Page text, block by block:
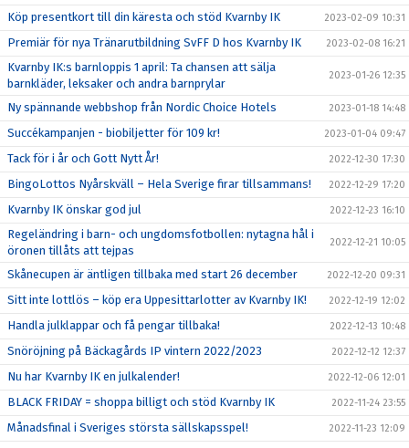
Köp presentkort till din käresta och stöd Kvarnby IK 2023-02-09 10:31
Premiär för nya Tränarutbildning SvFF D hos Kvarnby IK 2023-02-08 16:21
Kvarnby IK:s barnloppis 1 april: Ta chansen att sälja
barnkläder, leksaker och andra barnprylar
2023-01-26 12:35
Ny spännande webbshop från Nordic Choice Hotels 2023-01-18 14:48
Succékampanjen - biobiljetter för 109 kr! 2023-01-04 09:47
Tack för i år och Gott Nytt År! 2022-12-30 17:30
BingoLottos Nyårskväll – Hela Sverige firar tillsammans! 2022-12-29 17:20
Kvarnby IK önskar god jul 2022-12-23 16:10
Regeländring i barn- och ungdomsfotbollen: nytagna hål i
öronen tillåts att tejpas
2022-12-21 10:05
Skånecupen är äntligen tillbaka med start 26 december 2022-12-20 09:31
Sitt inte lottlös – köp era Uppesittarlotter av Kvarnby IK! 2022-12-19 12:02
Handla julklappar och få pengar tillbaka! 2022-12-13 10:48
Snöröjning på Bäckagårds IP vintern 2022/2023 2022-12-12 12:37
Nu har Kvarnby IK en julkalender! 2022-12-06 12:01
BLACK FRIDAY = shoppa billigt och stöd Kvarnby IK 2022-11-24 23:55
Månadsfinal i Sveriges största sällskapsspel! 2022-11-23 12:09